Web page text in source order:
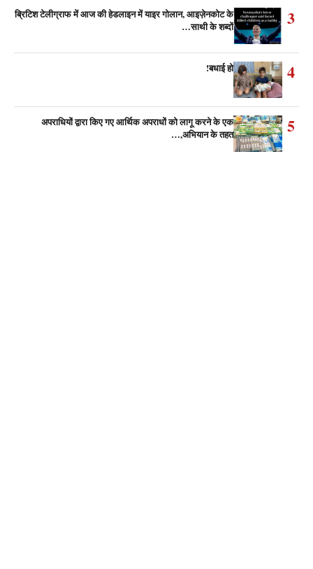
3
ब्रिटिश टेलीग्राफ में आज की हेडलाइन में याइर गोलान, आइज़ेनकोट के
साथी के शब्दों…
4
बधाई हो!
5
अपराधियों द्वारा किए गए आर्थिक अपराधों को लागू करने के एक
अभियान के तहत,…